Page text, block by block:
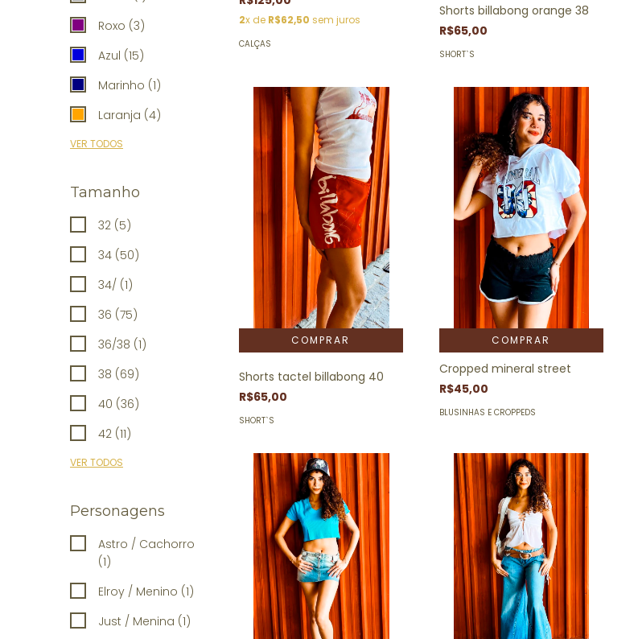
Roxo (3)
Azul (15)
Marinho (1)
Laranja (4)
VER TODOS
Tamanho
32 (5)
34 (50)
34/ (1)
36 (75)
36/38 (1)
38 (69)
40 (36)
42 (11)
VER TODOS
Personagens
Astro / Cachorro
(1)
Elroy / Menino (1)
Just / Menina (1)
2x de R$62,50 sem juros
CALÇAS
Shorts billabong orange 38
R$65,00
SHORT`S
Shorts tactel billabong 40
R$65,00
SHORT`S
COMPRAR
Cropped mineral street
R$45,00
BLUSINHAS E CROPPEDS